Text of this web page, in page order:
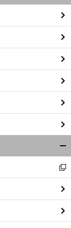
閉
る
閉
る
新
し
い
ウ
ィ
ン